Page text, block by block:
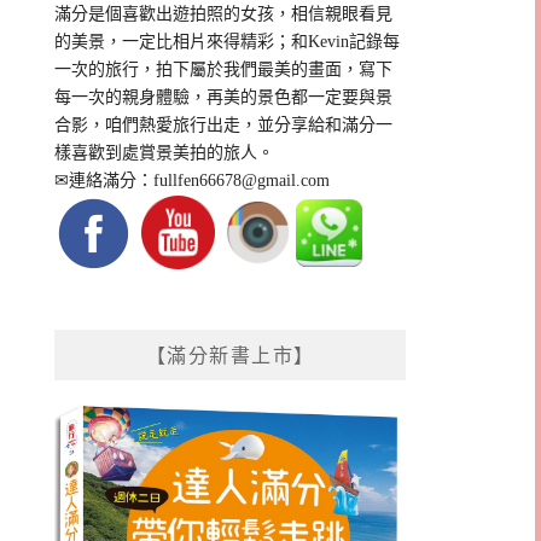
滿分是個喜歡出遊拍照的女孩，相信親眼看見
的美景，一定比相片來得精彩；和Kevin記錄每
一次的旅行，拍下屬於我們最美的畫面，寫下
每一次的親身體驗，再美的景色都一定要與景
合影，咱們熱愛旅行出走，並分享給和滿分一
樣喜歡到處賞景美拍的旅人。
✉連絡滿分：fullfen66678@gmail.com
【滿分新書上市】